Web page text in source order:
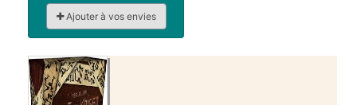
Ajouter à vos envies